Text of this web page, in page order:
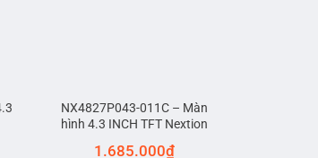
NX4827P043-011C – Màn
hình 4.3 INCH TFT Nextion
1.685.000₫